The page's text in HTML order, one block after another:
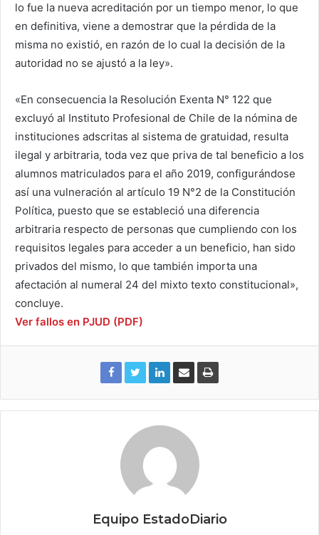
lo fue la nueva acreditación por un tiempo menor, lo que
en definitiva, viene a demostrar que la pérdida de la
misma no existió, en razón de lo cual la decisión de la
autoridad no se ajustó a la ley».
«En consecuencia la Resolución Exenta N° 122 que
excluyó al Instituto Profesional de Chile de la nómina de
instituciones adscritas al sistema de gratuidad, resulta
ilegal y arbitraria, toda vez que priva de tal beneficio a los
alumnos matriculados para el año 2019, configurándose
así una vulneración al artículo 19 N°2 de la Constitución
Política, puesto que se estableció una diferencia
arbitraria respecto de personas que cumpliendo con los
requisitos legales para acceder a un beneficio, han sido
privados del mismo, lo que también importa una
afectación al numeral 24 del mixto texto constitucional»,
concluye.
Ver fallos en PJUD (PDF)
Equipo EstadoDiario